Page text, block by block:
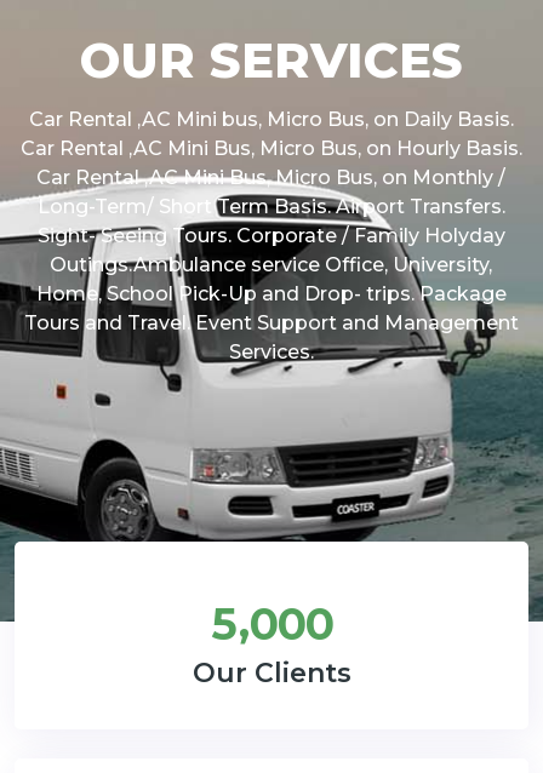
OUR SERVICES
Car Rental ,AC Mini bus, Micro Bus, on Daily Basis.
Car Rental ,AC Mini Bus, Micro Bus, on Hourly Basis.
Car Rental ,AC Mini Bus, Micro Bus, on Monthly /
Long-Term/ Short Term Basis. Airport Transfers.
Sight- Seeing Tours. Corporate / Family Holyday
Outings.Ambulance service Office, University,
Home, School Pick-Up and Drop- trips. Package
Tours and Travel. Event Support and Management
Services.
5,000
Our Clients